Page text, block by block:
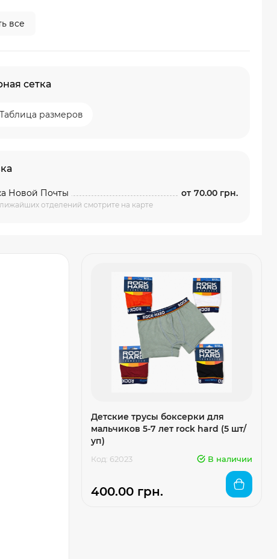
все
сетка
Таблица размеров
Новой Почты
отделений смотрите на карте
от 70.00 грн.
Детские трусы боксерки для
мальчиков 5-7 лет rock hard (5 шт/
уп)
Код: 62023 В наличии
400.00 грн.